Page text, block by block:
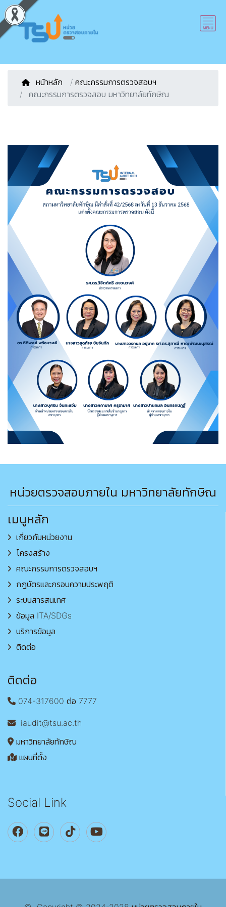
หน้าหลัก / คณะกรรมการตรวจสอบฯ
คณะกรรมการตรวจสอบ มหาวิทยาลัยทักษิณ
หน่วยตรวจสอบภายใน มหาวิทยาลัยทักษิณ
เมนูหลัก
เกี่ยวกับหน่วยงาน
โครงสร้าง
คณะกรรมการตรวจสอบฯ
กฎบัตรและกรอบความประพฤติ
ระบบสารสนเทศ
ข้อมูล ITA/SDGs
บริการข้อมูล
ติดต่อ
ติดต่อ
074-317600 ต่อ 7777
iaudit@tsu.ac.th
มหาวิทยาลัยทักษิณ
แผนที่ตั้ง
Social Link